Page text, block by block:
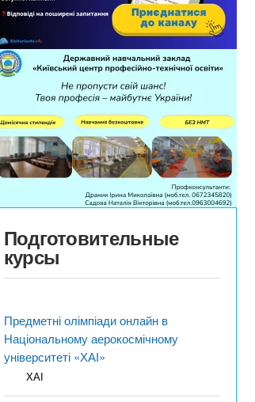
Подготовительные
курсы
Предметні олімпіади онлайн в
Національному аерокосмічному
університеті «ХАІ»
ХАІ